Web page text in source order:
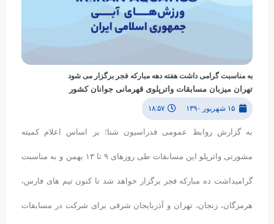
به مناسبت گرامی داشت هفته دهه مبارکه فجر برگزار می شود
تهران میزبان مسابقات واترپلوی قهرمانی جوانان کشور
۱۵ شهریور ۱۳۹۰ ۱۸:۵۷
به گزارش روابط عمومی فدراسیون شنا؛ بر اساس اعلام کمیته
مشورتی واترپلو این مسابقات طی روزهای ٩ تا ١٣ بهمن و به مناسبت
گرامیداشت ده مبارکه فجر برگزار خواهد شد تا کنون تیم های فارس،
هرمزگان، زنجان، تهران و آذربایجان شرقی برای شرکت در مسابقات